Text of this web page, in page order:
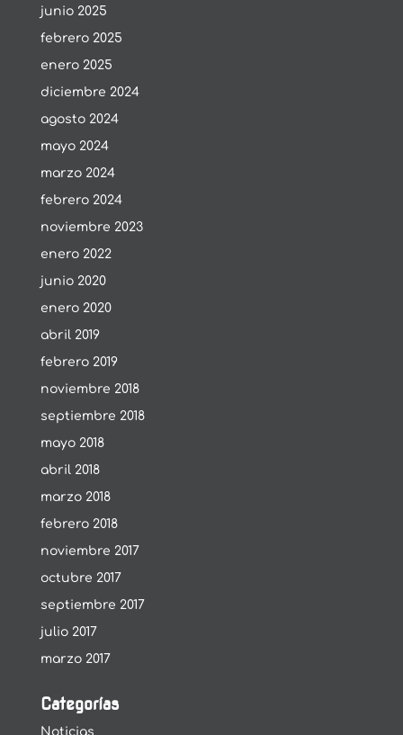
junio 2025
febrero 2025
enero 2025
diciembre 2024
agosto 2024
mayo 2024
marzo 2024
febrero 2024
noviembre 2023
enero 2022
junio 2020
enero 2020
abril 2019
febrero 2019
noviembre 2018
septiembre 2018
mayo 2018
abril 2018
marzo 2018
febrero 2018
noviembre 2017
octubre 2017
septiembre 2017
julio 2017
marzo 2017
Categorías
Noticias